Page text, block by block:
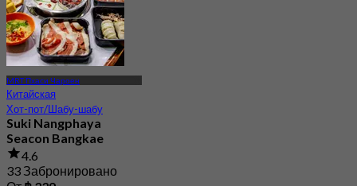
MRT Пхаси Чароен
Китайская
Хот-пот/Шабу-шабу
Suki Nangphaya
Seacon Bangkae
4.6
33 Забронировано